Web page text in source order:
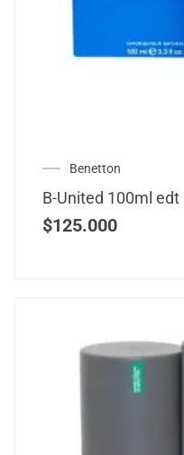
Benetton
B-United 100ml edt
$125.000